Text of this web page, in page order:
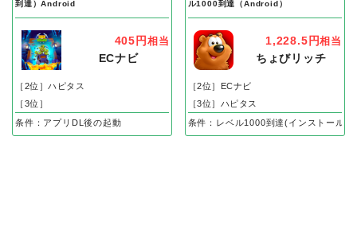
到達）Android
405円 相当
ECナビ
［2位］ハピタス
［3位］
条件：アプリDL後の起動
ル1000到達（Android）
1,228.5円相当
ちょびリッチ
［2位］ECナビ
［3位］ハピタス
条件：レベル1000到達(インストール後